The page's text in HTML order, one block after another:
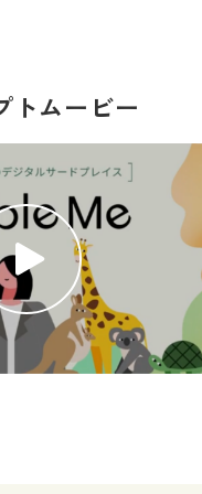
トムービー